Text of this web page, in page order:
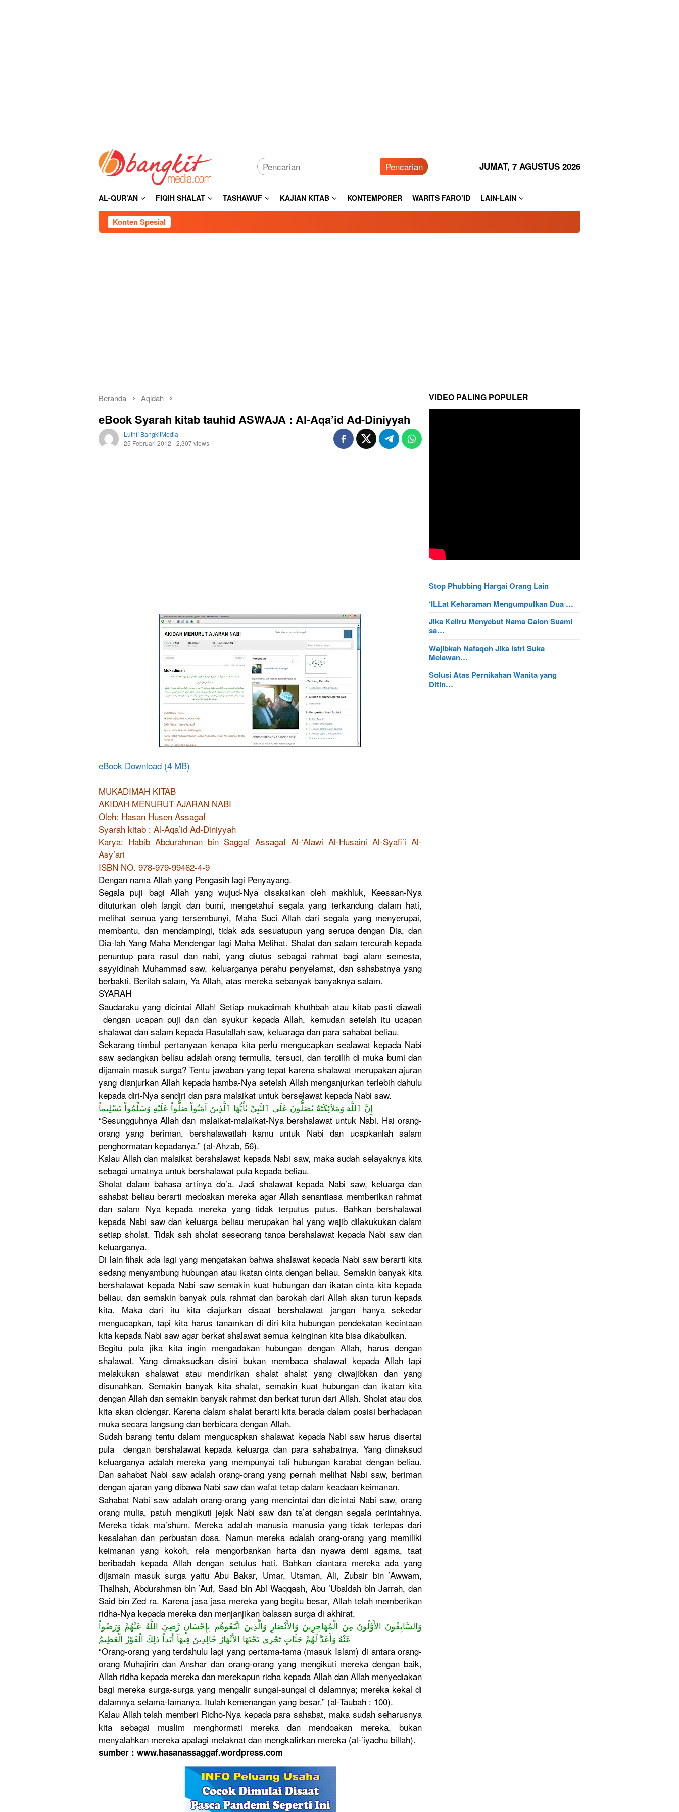
Pencarian JUMAT, 7 AGUSTUS 2026
AL-QUR’AN FIQIH SHALAT TASHAWUF KAJIAN KITAB KONTEMPORER WARITS FARO’ID LAIN-LAIN
Konten Spesial
Beranda Aqidah
eBook Syarah kitab tauhid ASWAJA : Al-Aqa’id Ad-Diniyyah
Luthfi BangkitMedia
25 Februari 2012
2,307 views
eBook Download (4 MB)
MUKADIMAH KITAB
AKIDAH MENURUT AJARAN NABI
Oleh: Hasan Husen Assagaf
Syarah kitab : Al-Aqa’id Ad-Diniyyah
Karya: Habib Abdurahman bin Saggaf Assagaf Al-‘Alawi Al-Husaini Al-Syafi’i Al-
Asy’ari
ISBN NO. 978-979-99462-4-9
Dengan nama Allah yang Pengasih lagi Penyayang.
Segala puji bagi Allah yang wujud-Nya disaksikan oleh makhluk, Keesaan-Nya
dituturkan oleh langit dan bumi, mengetahui segala yang terkandung dalam hati,
melihat semua yang tersembunyi, Maha Suci Allah dari segala yang menyerupai,
membantu, dan mendampingi, tidak ada sesuatupun yang serupa dengan Dia, dan
Dia-lah Yang Maha Mendengar lagi Maha Melihat. Shalat dan salam tercurah kepada
penuntup para rasul dan nabi, yang diutus sebagai rahmat bagi alam semesta,
sayyidinah Muhammad saw, keluarganya perahu penyelamat, dan sahabatnya yang
berbakti. Berilah salam, Ya Allah, atas mereka sebanyak banyaknya salam.
SYARAH
Saudaraku yang dicintai Allah! Setiap mukadimah khuthbah atau kitab pasti diawali
dengan ucapan puji dan dan syukur kepada Allah, kemudan setelah itu ucapan
shalawat dan salam kepada Rasulallah saw, keluaraga dan para sahabat beliau.
Sekarang timbul pertanyaan kenapa kita perlu mengucapkan sealawat kepada Nabi
saw sedangkan beliau adalah orang termulia, tersuci, dan terpilih di muka bumi dan
dijamain masuk surga? Tentu jawaban yang tepat karena shalawat merupakan ajuran
yang dianjurkan Allah kepada hamba-Nya setelah Allah menganjurkan terlebih dahulu
kepada diri-Nya sendiri dan para malaikat untuk berselawat kepada Nabi saw.
إِنَّ ٱللَّهَ وَمَلاَئِكَتَهُ يُصَلُّونَ عَلَى ٱلنَّبِيِّ يٰأَيُّهَا ٱلَّذِينَ آمَنُواْ صَلُّواْ عَلَيْهِ وَسَلِّمُواْ تَسْلِيماً
“Sesungguhnya Allah dan malaikat-malaikat-Nya bershalawat untuk Nabi. Hai orang-
orang yang beriman, bershalawatlah kamu untuk Nabi dan ucapkanlah salam
penghormatan kepadanya.” (al-Ahzab, 56).
Kalau Allah dan malaikat bershalawat kepada Nabi saw, maka sudah selayaknya kita
sebagai umatnya untuk bershalawat pula kepada beliau.
Sholat dalam bahasa artinya do’a. Jadi shalawat kepada Nabi saw, keluarga dan
sahabat beliau berarti medoakan mereka agar Allah senantiasa memberikan rahmat
dan salam Nya kepada mereka yang tidak terputus putus. Bahkan bershalawat
kepada Nabi saw dan keluarga beliau merupakan hal yang wajib dilakukukan dalam
setiap sholat. Tidak sah sholat seseorang tanpa bershalawat kepada Nabi saw dan
keluarganya.
Di lain fihak ada lagi yang mengatakan bahwa shalawat kepada Nabi saw berarti kita
sedang menyambung hubungan atau ikatan cinta dengan beliau. Semakin banyak kita
bershalawat kepada Nabi saw semakin kuat hubungan dan ikatan cinta kita kepada
beliau, dan semakin banyak pula rahmat dan barokah dari Allah akan turun kepada
kita. Maka dari itu kita diajurkan disaat bershalawat jangan hanya sekedar
mengucapkan, tapi kita harus tanamkan di diri kita hubungan pendekatan kecintaan
kita kepada Nabi saw agar berkat shalawat semua keinginan kita bisa dikabulkan.
Begitu pula jika kita ingin mengadakan hubungan dengan Allah, harus dengan
shalawat. Yang dimaksudkan disini bukan membaca shalawat kepada Allah tapi
melakukan shalawat atau mendirikan shalat shalat yang diwajibkan dan yang
disunahkan. Semakin banyak kita shalat, semakin kuat hubungan dan ikatan kita
dengan Allah dan semakin banyak rahmat dan berkat turun dari Allah. Sholat atau doa
kita akan didengar. Karena dalam shalat berarti kita berada dalam posisi berhadapan
muka secara langsung dan berbicara dengan Allah.
Sudah barang tentu dalam mengucapkan shalawat kepada Nabi saw harus disertai
pula dengan bershalawat kepada keluarga dan para sahabatnya. Yang dimaksud
keluarganya adalah mereka yang mempunyai tali hubungan karabat dengan beliau.
Dan sahabat Nabi saw adalah orang-orang yang pernah melihat Nabi saw, beriman
dengan ajaran yang dibawa Nabi saw dan wafat tetap dalam keadaan keimanan.
Sahabat Nabi saw adalah orang-orang yang mencintai dan dicintai Nabi saw, orang
orang mulia, patuh mengikuti jejak Nabi saw dan ta’at dengan segala perintahnya.
Mereka tidak ma’shum. Mereka adalah manusia manusia yang tidak terlepas dari
kesalahan dan perbuatan dosa. Namun mereka adalah orang-orang yang memiliki
keimanan yang kokoh, rela mengorbankan harta dan nyawa demi agama, taat
beribadah kepada Allah dengan setulus hati. Bahkan diantara mereka ada yang
dijamain masuk surga yaitu Abu Bakar, Umar, Utsman, Ali, Zubair bin ’Awwam,
Thalhah, Abdurahman bin ’Auf, Saad bin Abi Waqqash, Abu ’Ubaidah bin Jarrah, dan
Said bin Zed ra. Karena jasa jasa mereka yang begitu besar, Allah telah memberikan
ridha-Nya kepada mereka dan menjanjikan balasan surga di akhirat.
وَالسَّابِقُونَ الأَوَّلُونَ مِنَ الْمُهَاجِرِينَ وَالأَنْصَارِ وَالَّذِينَ اتَّبَعُوهُم بِإِحْسَانٍ رَّضِيَ اللَّهُ عَنْهُمْ وَرَضُواْ
عَنْهُ وَأَعَدَّ لَهُمْ جَنَّاتٍ تَجْرِي تَحْتَهَا الأَنْهَارُ خَالِدِينَ فِيهَآ أَبَداً ذلِكَ الْفَوْزُ الْعَظِيمُ
“Orang-orang yang terdahulu lagi yang pertama-tama (masuk Islam) di antara orang-
orang Muhajirin dan Anshar dan orang-orang yang mengikuti mereka dengan baik,
Allah ridha kepada mereka dan merekapun ridha kepada Allah dan Allah menyediakan
bagi mereka surga-surga yang mengalir sungai-sungai di dalamnya; mereka kekal di
dalamnya selama-lamanya. Itulah kemenangan yang besar.” (al-Taubah : 100).
Kalau Allah telah memberi Ridho-Nya kepada para sahabat, maka sudah seharusnya
kita sebagai muslim menghormati mereka dan mendoakan mereka, bukan
menyalahkan mereka apalagi melaknat dan mengkafirkan mereka (al-’iyadhu billah).
sumber : www.hasanassaggaf.wordpress.com
VIDEO PALING POPULER
Stop Phubbing Hargai Orang Lain
‘ILLat Keharaman Mengumpulkan Dua …
Jika Keliru Menyebut Nama Calon Suami
sa…
Wajibkah Nafaqoh Jika Istri Suka
Melawan…
Solusi Atas Pernikahan Wanita yang
Ditin…